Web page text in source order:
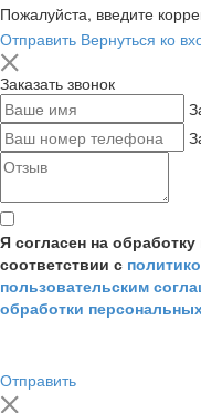
Пожалуйста, введите
Отправить Вернуться ко
Заказать звонок
Я согласен на
соответствии с
пользовательским
обработки
Отправить